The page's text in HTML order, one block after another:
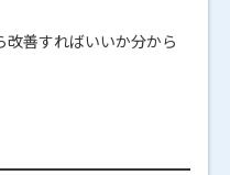
善すればいいか分から